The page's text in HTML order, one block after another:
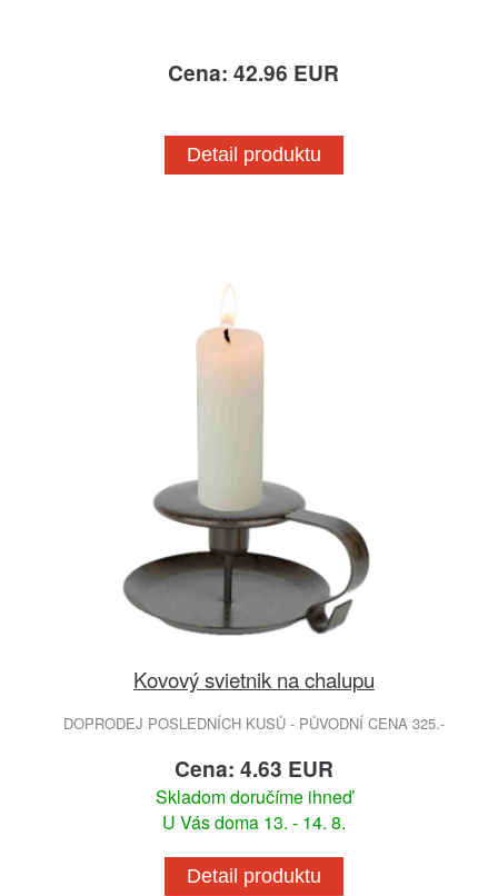
Cena: 42.96 EUR
Detail produktu
Kovový svietnik na chalupu
DOPRODEJ POSLEDNÍCH KUSŮ - PŮVODNÍ CENA 325.-
Cena: 4.63 EUR
Skladom doručíme ihneď
U Vás doma 13. - 14. 8.
Detail produktu